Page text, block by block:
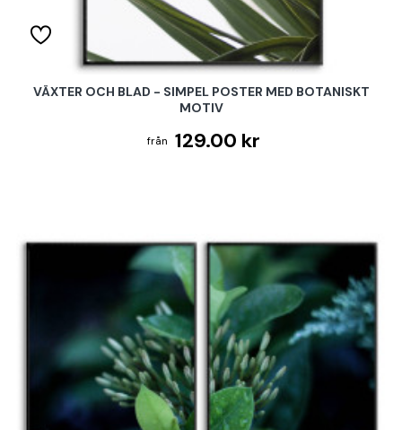
VÄXTER OCH BLAD - SIMPEL POSTER MED BOTANISKT
MOTIV
129.00 kr